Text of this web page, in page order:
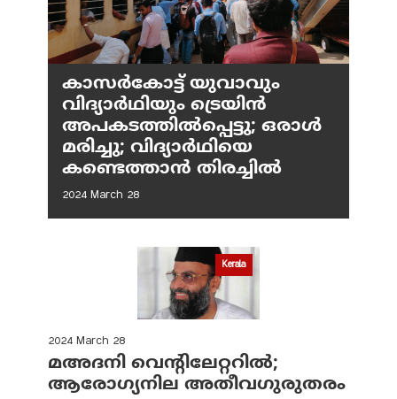
കാസർകോട്ട് യുവാവും
വിദ്യാർഥിയും ട്രെയിൻ
അപകടത്തിൽപ്പെട്ടു; ഒരാൾ
മരിച്ചു; വിദ്യാർഥിയെ
കണ്ടെത്താൻ തിരച്ചിൽ
2024 March 28
Kerala
2024 March 28
മഅദനി വെന്റിലേറ്ററിൽ;
ആരോഗ്യനില അതീവഗുരുതരം